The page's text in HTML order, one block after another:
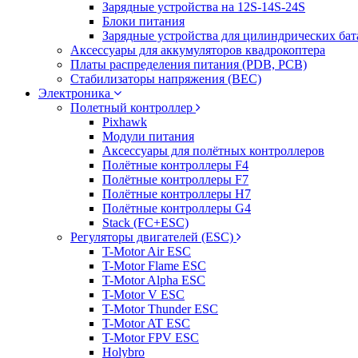
Зарядные устройства на 12S-14S-24S
Блоки питания
Зарядные устройства для цилиндрических
Аксессуары для аккумуляторов квадрокоптера
Платы распределения питания (PDB, PCB)
Стабилизаторы напряжения (BEC)
Электроника
Полетный контроллер
Pixhawk
Модули питания
Аксессуары для полётных контроллеров
Полётные контроллеры F4
Полётные контроллеры F7
Полётные контроллеры H7
Полётные контроллеры G4
Stack (FC+ESC)
Регуляторы двигателей (ESC)
T-Motor Air ESC
T-Motor Flame ESC
T-Motor Alpha ESC
T-Motor V ESC
T-Motor Thunder ESC
T-Motor AT ESC
T-Motor FPV ESC
Holybro